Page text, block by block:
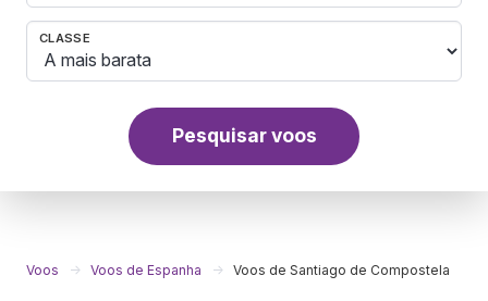
CLASSE
Pesquisar voos
Voos Voos de Espanha Voos de Santiago de Compostela